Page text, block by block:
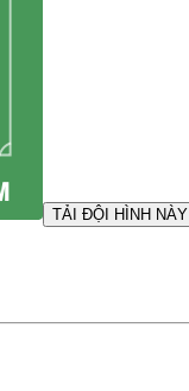
TẢI ĐỘI HÌNH NÀY